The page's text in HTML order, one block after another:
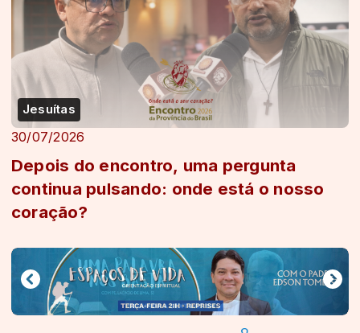
Jesuítas
30/07/2026
Depois do encontro, uma pergunta
continua pulsando: onde está o nosso
coração?